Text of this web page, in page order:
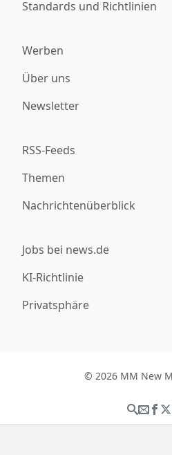
Standards und Richtlinien
Werben
Über uns
Newsletter
RSS-Feeds
Themen
Nachrichtenüberblick
Jobs bei news.de
KI-Richtlinie
Privatsphäre
© 2026 MM New